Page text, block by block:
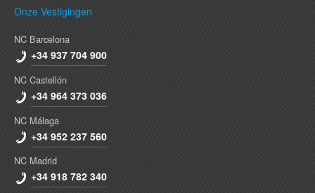
Onze Vestigingen
NC Barcelona
+34 937 704 900
NC Castellón
+34 964 373 036
NC Málaga
+34 952 237 560
NC Madrid
+34 918 782 340